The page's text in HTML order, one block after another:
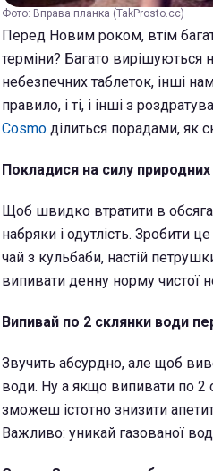
Фото: Вправа планка (TakProsto.cc)
Перед Новим роком, втім
терміни? Багато вирішуються
небезпечних таблеток, інші
правило, і ті, і інші з
Cosmo ділиться порадами, як
Покладися на силу природних
Щоб швидко втратити в
набряки і одутлість. Зробити
чай з кульбаби, настій
випивати денну норму чистої
Випивай по 2 склянки води
Звучить абсурдно, але щоб
води. Ну а якщо випивати по 2
зможеш істотно знизити
Важливо: уникай газованої